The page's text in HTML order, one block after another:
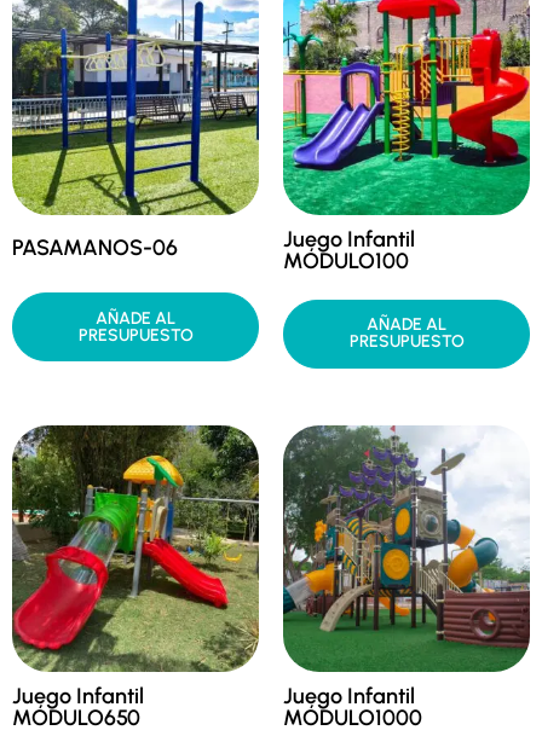
PASAMANOS-06
AÑADE AL
PRESUPUESTO
Juego Infantil
MÓDULO100
AÑADE AL
PRESUPUESTO
Juego Infantil
MÓDULO650
Juego Infantil
MÓDULO1000